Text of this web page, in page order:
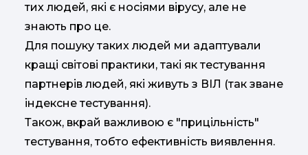
тих людей, які є носіями вірусу, але не
знають про це.
Для пошуку таких людей ми адаптували
кращі світові практики, такі як тестування
партнерів людей, які живуть з ВІЛ (так зване
індексне тестування).
Також, вкрай важливою є "прицільність"
тестування, тобто ефективність виявлення.